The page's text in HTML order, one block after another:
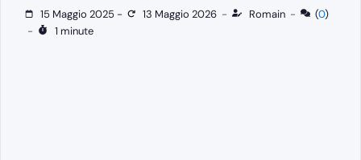
15 Maggio 2025 - 13 Maggio 2026 - Romain - (0)
-
1 minute